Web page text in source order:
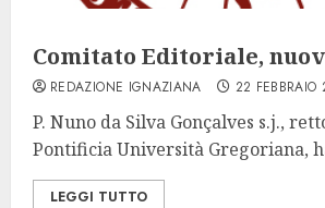
Comitato Editoriale,
REDAZIONE IGNAZIANA 22 FEBBRAIO
P. Nuno da Silva Gonçalves s.j.,
Pontificia Università Gregoriana,
LEGGI TUTTO